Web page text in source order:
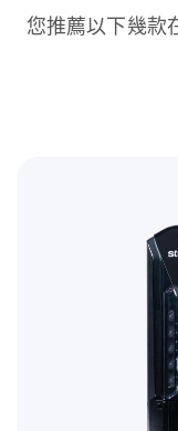
您推薦以下幾款